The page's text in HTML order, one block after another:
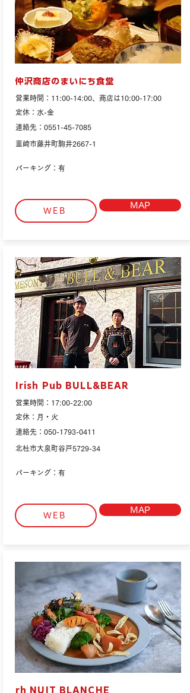
仲沢商店のまいにち食堂
営業時間：11:00-14:00、商店は10:00-17:00
定休：水-金
連絡先：0551-45-7085
韮崎市藤井町駒井2667-1
パーキング：有
WEB
MAP
Irish Pub BULL&BEAR
営業時間：17:00-22:00
定休：月・火
連絡先：050-1793-0411
北杜市大泉町谷戸5729-34
パーキング：有
WEB
MAP
rh NUIT BLANCHE